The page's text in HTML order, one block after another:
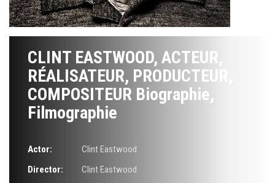
CLINT EASTWOOD, ACTEUR,
RÉALISATEUR, PRODUCTEUR,
COMPOSITEUR Biographie,
Filmographie
Actor:
Clint Eastwood
Director:
Clint Eastwood